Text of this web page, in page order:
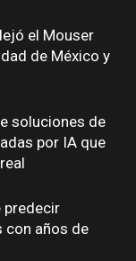
el Mouser
de México y
soluciones de
por IA que
predecir
años de